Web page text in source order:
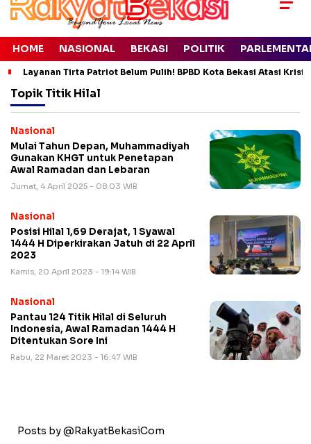
HOME NASIONAL BEKASI POLITIK
Layanan Tirta Patriot Belum Pulih! BPBD Kota Bekasi Atasi
Topik Titik Hilal
Nasional
Mulai Tahun Depan, Muhammadiyah
Gunakan KHGT untuk Penetapan
Awal Ramadan dan Lebaran
Jumat, 4 April 2025 - 08:03 WIB
Nasional
Posisi Hilal 1,69 Derajat, 1 Syawal
1444 H Diperkirakan Jatuh di 22 April
2023
Kamis, 20 April 2023 - 19:14 WIB
Nasional
Pantau 124 Titik Hilal di Seluruh
Indonesia, Awal Ramadan 1444 H
Ditentukan Sore Ini
Rabu, 22 Maret 2023 - 16:47 WIB
Posts by @RakyatBekasiCom